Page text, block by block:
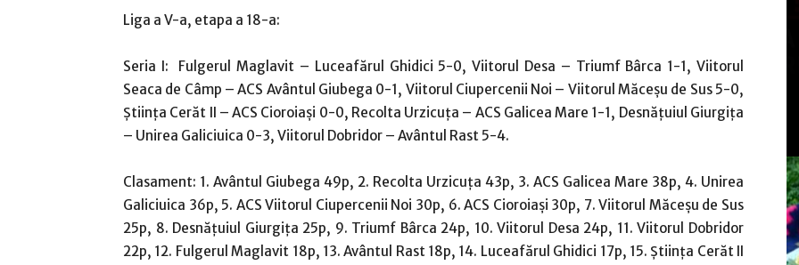
Liga a V-a, etapa a 18-a:
Seria I: Fulgerul Maglavit – Luceafărul Ghidici 5-0, Viitorul Desa – Triumf Bârca 1-1, Viitorul
Seaca de Câmp – ACS Avântul Giubega 0-1, Viitorul Ciupercenii Noi – Viitorul Măceşu de Sus 5-0,
Ştiinţa Cerăt II – ACS Cioroiaşi 0-0, Recolta Urzicuţa – ACS Galicea Mare 1-1, Desnăţuiul Giurgiţa
– Unirea Galiciuica 0-3, Viitorul Dobridor – Avântul Rast 5-4.
Clasament: 1. Avântul Giubega 49p, 2. Recolta Urzicuţa 43p, 3. ACS Galicea Mare 38p, 4. Unirea
Galiciuica 36p, 5. ACS Viitorul Ciupercenii Noi 30p, 6. ACS Cioroiaşi 30p, 7. Viitorul Măceşu de Sus
25p, 8. Desnăţuiul Giurgiţa 25p, 9. Triumf Bârca 24p, 10. Viitorul Desa 24p, 11. Viitorul Dobridor
22p, 12. Fulgerul Maglavit 18p, 13. Avântul Rast 18p, 14. Luceafărul Ghidici 17p, 15. Ştiinţa Cerăt II